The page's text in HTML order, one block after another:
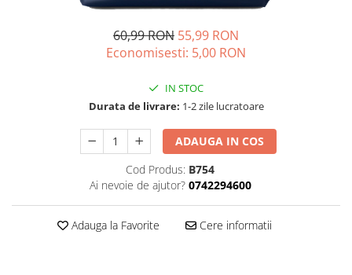
60,99 RON 55,99 RON
Economisesti: 5,00 RON
IN STOC
Durata de livrare: 1-2 zile lucratoare
ADAUGA IN COS
Cod Produs: B754
Ai nevoie de ajutor? 0742294600
Adauga la Favorite Cere informatii